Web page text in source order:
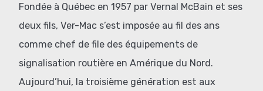
Fondée à Québec en 1957 par Vernal McBain et ses
deux fils, Ver-Mac s’est imposée au fil des ans
comme chef de file des équipements de
signalisation routière en Amérique du Nord.
Aujourd’hui, la troisième génération est aux